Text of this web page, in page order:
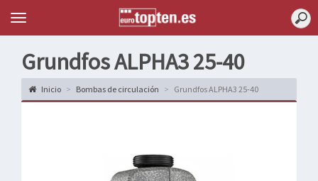
Topten
Menu
Grundfos ALPHA3 25-40
Inicio Bombas de circulación Grundfos ALPHA3 25-40